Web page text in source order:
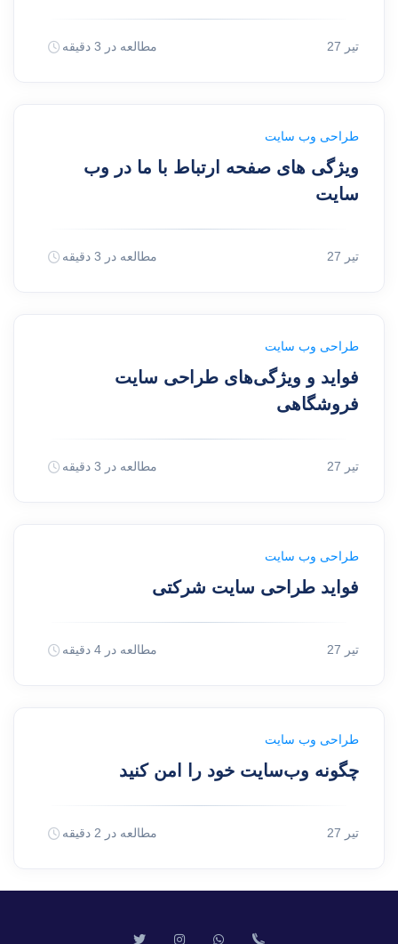
مطالعه در 3 دقیقه 27 تیر
طراحی وب سایت
ویژگی های صفحه ارتباط با ما در وب
سایت
مطالعه در 3 دقیقه 27 تیر
طراحی وب سایت
فواید و ویژگی‌های طراحی سایت
فروشگاهی
مطالعه در 3 دقیقه 27 تیر
طراحی وب سایت
فواید طراحی سایت شرکتی
مطالعه در 4 دقیقه 27 تیر
طراحی وب سایت
چگونه وب‌سایت خود را امن کنید
مطالعه در 2 دقیقه 27 تیر